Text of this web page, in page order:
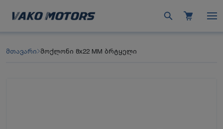
მთავარი მოქლონი 8x22 MM ბრტყელი